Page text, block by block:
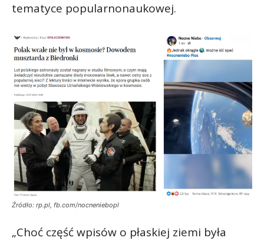
tematyce popularnonaukowej.
Źródło: rp.pl, fb.com/nocneniebopl
„Choć część wpisów o płaskiej ziemi była